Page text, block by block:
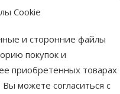
Cookie
и сторонние файлы
покупок и
приобретенных товарах
можете согласиться с
priekšrocības:
karti, lietotājs tiek
svītrkodu vai fizisko